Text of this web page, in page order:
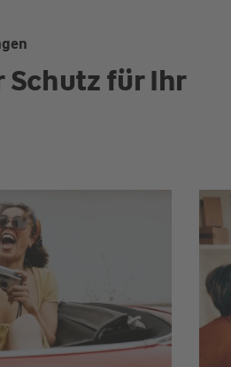
Schutz für Ihr